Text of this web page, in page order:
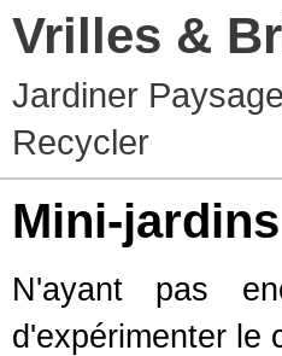
Vrilles &
Jardiner
Recycler
Mini-
N'ayant pas
d'expérimenter le